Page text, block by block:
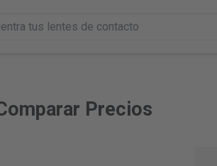
Precios